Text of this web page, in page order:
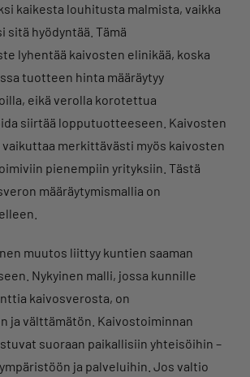
kaikesta louhitusta malmista, vaikka
sitä hyödyntää. Tämä
lyhentää kaivosten elinikää, koska
tuotteen hinta määräytyy
eikä verolla korotettua
siirtää lopputuotteeseen. Kaivosten
vaikuttaa merkittävästi myös kaivosten
pienempiin yrityksiin. Tästä
määräytymismallia on
muutos liittyy kuntien saaman
Nykyinen malli, jossa kunnille
kaivosverosta, on
ja välttämätön. Kaivostoiminnan
suoraan paikallisiin yhteisöihin –
ja palveluihin. Jos valtio